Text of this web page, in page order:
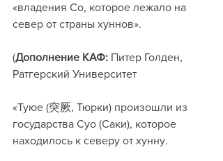
«владения Со, которое лежало на
север от страны хуннов».
(Дополнение КАФ: Питер Голден,
Ратгерский Университет
«Туюе (突厥, Тюрки) произошли из
государства Суо (Саки), которое
находилось к северу от хунну.